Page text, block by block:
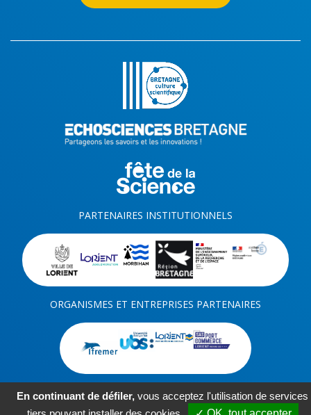
PARTENAIRES INSTITUTIONNELS
ORGANISMES ET ENTREPRISES PARTENAIRES
En continuant de défiler, vous acceptez l'utilisation de services